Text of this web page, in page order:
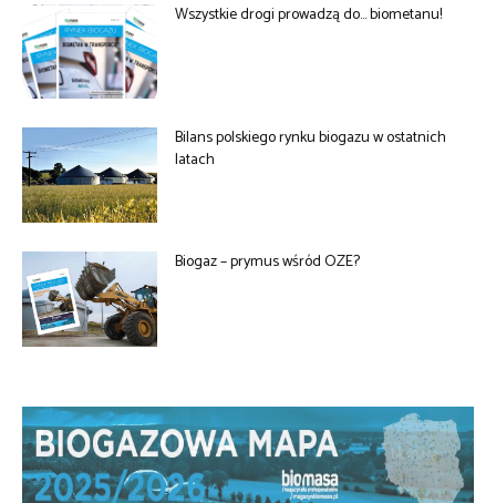
Wszystkie drogi prowadzą do… biometanu!
Bilans polskiego rynku biogazu w ostatnich
latach
Biogaz – prymus wśród OZE?